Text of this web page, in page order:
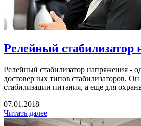
Релейный стабилизатор
Релейный стабилизатор напряжения -
достоверных типов стабилизаторов.
стабилизации питания, а еще для
07.01.2018
Читать далее